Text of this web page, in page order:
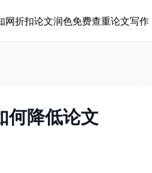
网折扣论文润色免费查重论文写作
何降低论文